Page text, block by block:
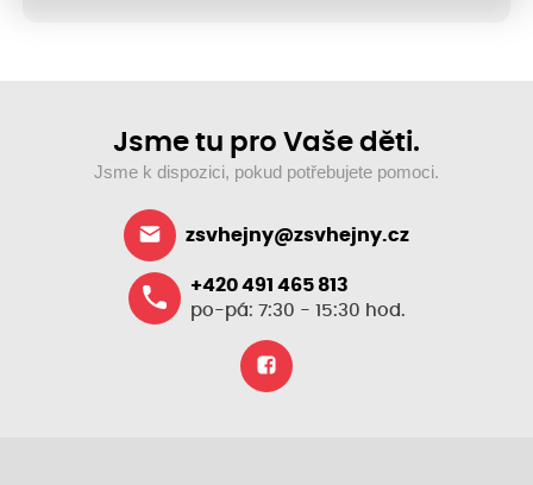
Jsme tu pro Vaše děti.
Jsme k dispozici, pokud potřebujete pomoci.
zsvhejny@zsvhejny.cz
+420 491 465 813
po-pá: 7:30 - 15:30 hod.